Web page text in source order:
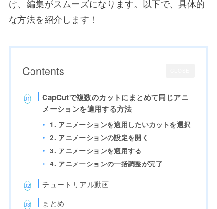
け、編集がスムーズになります。以下で、具体的
な方法を紹介します！
Contents
CapCutで複数のカットにまとめて同じアニ
メーションを適用する方法
1. アニメーションを適用したいカットを選択
2. アニメーションの設定を開く
3. アニメーションを適用する
4. アニメーションの一括調整が完了
チュートリアル動画
まとめ